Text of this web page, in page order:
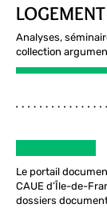
LOGEMENT
Analyses,
collection
Le portail
CAUE d’Île-de-
dossiers